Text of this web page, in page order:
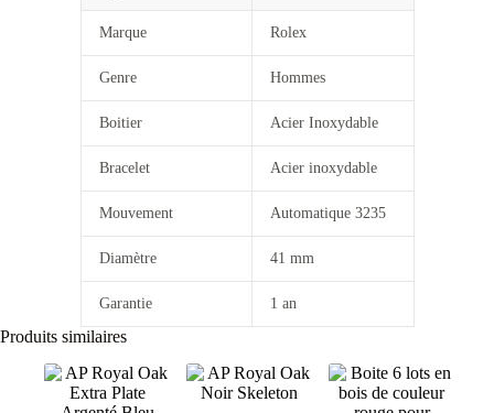
Marque Rolex
Genre Hommes
Boitier Acier Inoxydable
Bracelet Acier inoxydable
Mouvement Automatique 3235
Diamètre 41 mm
Garantie 1 an
Produits similaires